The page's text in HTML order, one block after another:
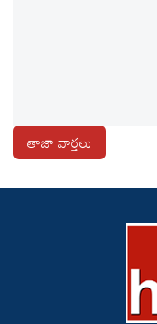
తాజా వార్తలు